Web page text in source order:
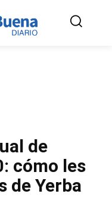
de
cómo les
de Yerba